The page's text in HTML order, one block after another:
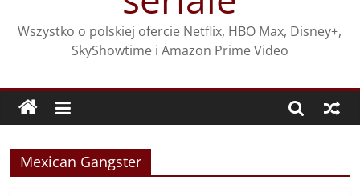
Wszystko o polskiej ofercie Netflix, HBO Max, Disney+,
SkyShowtime i Amazon Prime Video
Mexican Gangster